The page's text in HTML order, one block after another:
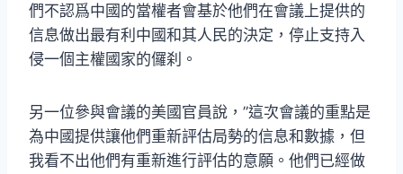
們不認爲中國的當權者會基於他們在會議上提供的
信息做出最有利中國和其人民的決定，停止支持入
侵一個主權國家的儸刹。
另一位參與會議的美國官員說，”這次會議的重點是
為中國提供讓他們重新評估局勢的信息和數據，但
我看不出他們有重新進行評估的意願。他們已經做